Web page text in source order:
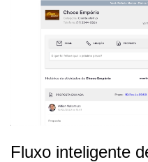
Fluxo inteligente